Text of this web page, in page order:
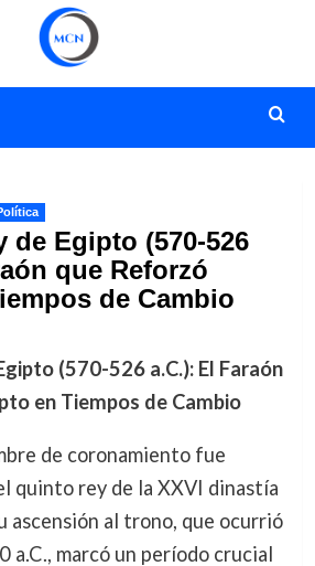
de Egipto (570-526
que Reforzó
de Cambio
(570-526 a.C.): El Faraón
en Tiempos de Cambio
de coronamiento fue
quinto rey de la XXVI dinastía
ascensión al trono, que ocurrió
a.C., marcó un período crucial